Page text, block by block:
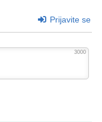
Prijavite se
3000